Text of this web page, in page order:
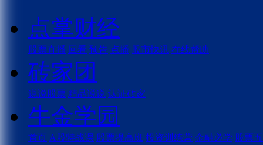
点掌财经
股票直播 回看 预告 点播 股市快讯 在线帮助
砖家团
说说股票 精品说说 认证砖家
牛金学园
首页 A股特战课 股票提高班 投资训练营 金融必学 股票